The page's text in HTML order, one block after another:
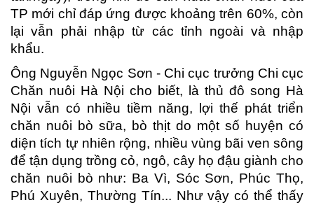
TP mới chỉ đáp ứng được khoảng trên 60%, còn
lại vẫn phải nhập từ các tỉnh ngoài và nhập
khẩu.
Ông Nguyễn Ngọc Sơn - Chi cục trưởng Chi cục
Chăn nuôi Hà Nội cho biết, là thủ đô song Hà
Nội vẫn có nhiều tiềm năng, lợi thế phát triển
chăn nuôi bò sữa, bò thịt do một số huyện có
diện tích tự nhiên rộng, nhiều vùng bãi ven sông
để tận dụng trồng cỏ, ngô, cây họ đậu giành cho
chăn nuôi bò như: Ba Vì, Sóc Sơn, Phúc Thọ,
Phú Xuyên, Thường Tín... Như vậy có thể thấy